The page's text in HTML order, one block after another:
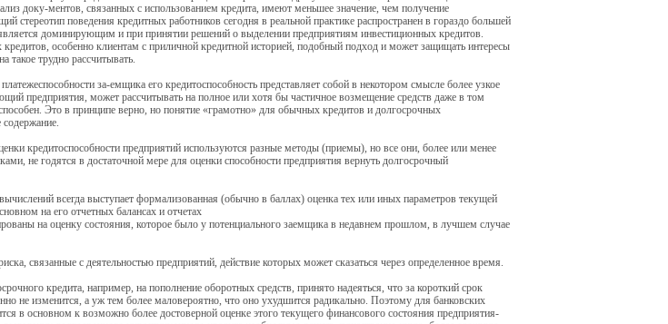
доку-ментов, связанных с использованием кредита, имеют меньшее значение, чем получение
стереотип поведения кредитных работников сегодня в реальной практике распространен в гораздо большей
доминирующим и при принятии решений о выделении предприятиям инвестиционных кредитов.
особенно клиентам с приличной кредитной историей, подобный подход и может защищать интересы
такое трудно рассчитывать.
за-емщика его кредитоспособность представляет собой в некотором смысле более узкое
предприятия, может рассчитывать на полное или хотя бы частичное возмещение средств даже в том
Это в принципе верно, но понятие «грамотно» для обычных кредитов и долгосрочных
кредитоспособности предприятий используются разные методы (приемы), но все они, более или менее
не годятся в достаточной мере для оценки способности предприятия вернуть долгосрочный
всегда выступает формализованная (обычно в баллах) оценка тех или иных параметров текущей
на его отчетных балансах и отчетах
на оценку состояния, которое было у потенциального заемщика в недавнем прошлом, в лучшем случае
связанные с деятельностью предприятий, действие которых может сказаться через определенное время.
кредита, например, на пополнение оборотных средств, принято надеяться, что за короткий срок
не изменится, а уж тем более маловероятно, что оно ухудшится радикально. Поэтому для банковских
в основном к возможно более достоверной оценке этого текущего финансового состояния предприятия-